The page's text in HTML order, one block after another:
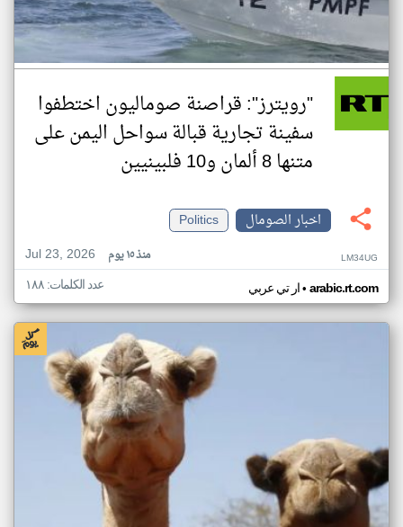
"رويترز": قراصنة صوماليون اختطفوا
سفينة تجارية قبالة سواحل اليمن على
متنها 8 ألمان و10 فلبينيين
اخبار الصومال
Politics
Jul 23, 2026
منذ ١٥ يوم LM34UG
ار تي عربي• arabic.rt.com عدد الكلمات: ١٨٨